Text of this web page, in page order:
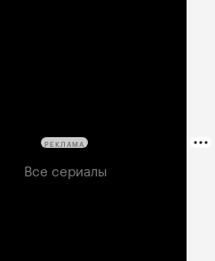
Все сериалы
РЕКЛАМА